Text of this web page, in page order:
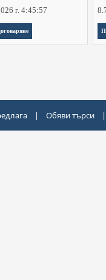
г. 4:45:57
| Обяви търси |